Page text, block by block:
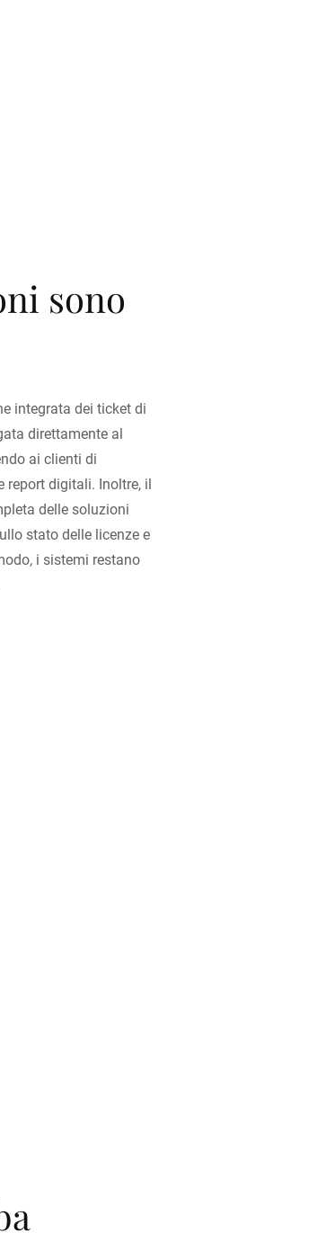
sono
integrata dei ticket di
direttamente al
ai clienti di
report digitali. Inoltre, il
delle soluzioni
stato delle licenze e
i sistemi restano